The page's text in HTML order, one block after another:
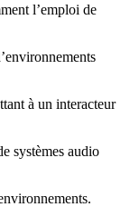
l’emploi de
à un interacteur
systèmes audio